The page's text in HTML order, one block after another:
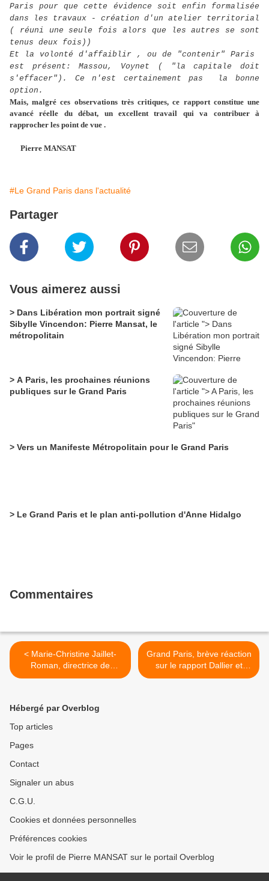
Paris pour que cette évidence soit enfin formalisée
dans les travaux - création d'un atelier territorial
( réuni une seule fois alors que les autres se sont
tenus deux fois))
Et la volonté d'affaiblir , ou de "contenir" Paris
est présent: Massou, Voynet ( "la capitale doit
s'effacer"). Ce n'est certainement pas la bonne
option.
Mais, malgré ces observations très critiques, ce rapport constitue une
avancé réelle du débat, un excellent travail qui va contribuer à
rapprocher les point de vue .
Pierre MANSAT
#Le Grand Paris dans l'actualité
Partager
Vous aimerez aussi
> Dans Libération mon portrait signé
Sibylle Vincendon: Pierre Mansat, le
métropolitain
> A Paris, les prochaines réunions
publiques sur le Grand Paris
> Vers un Manifeste Métropolitain pour le Grand Paris
> Le Grand Paris et le plan anti-pollution d'Anne Hidalgo
Commentaires
< Marie-Christine Jaillet-
Roman, directrice de
recherches au CNRS à
Grand Paris, brève réaction
sur le rapport Dallier et
articles de presse >
Hébergé par Overblog
Top articles
Pages
Contact
Signaler un abus
C.G.U.
Cookies et données personnelles
Préférences cookies
Voir le profil de Pierre MANSAT sur le portail Overblog